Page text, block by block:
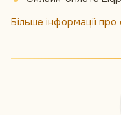
Більше інформації